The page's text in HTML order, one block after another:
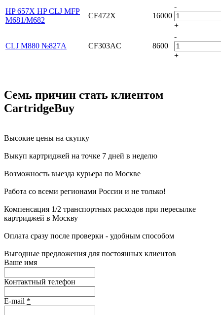
HP 657X HP CLJ MFP
M681/M682
CF472X 16000
-
+
CLJ M880 №827A CF303AC 8600
-
+
Семь причин стать клиентом
CartridgeBuy
Высокие цены на скупку
Выкуп картриджей на точке 7 дней в неделю
Возможность выезда курьера по Москве
Работа со всеми регионами России и не только!
Компенсация 1/2 транспортных расходов при пересылке
картриджей в Москву
Оплата сразу после проверки - удобным способом
Выгодные предложения для постоянных клиентов
Ваше имя
Контактный телефон
E-mail *